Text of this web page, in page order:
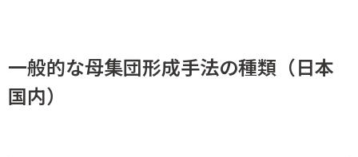
一般的な母集団形成手法の種類（日本
国内）